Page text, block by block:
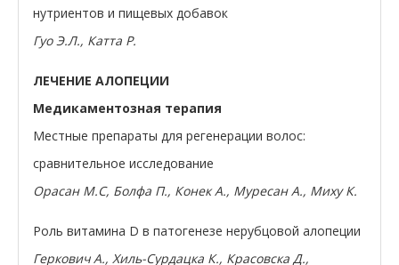
нутриентов и пищевых добавок
Гуо Э.Л., Катта Р.
ЛЕЧЕНИЕ АЛОПЕЦИИ
Медикаментозная терапия
Местные препараты для регенерации волос:
сравнительное исследование
Орасан М.С, Болфа П., Конек А., Муресан А., Миху К.
Роль витамина D в патогенезе нерубцовой алопеции
Геркович А., Хиль-Сурдацка К., Красовска Д.,